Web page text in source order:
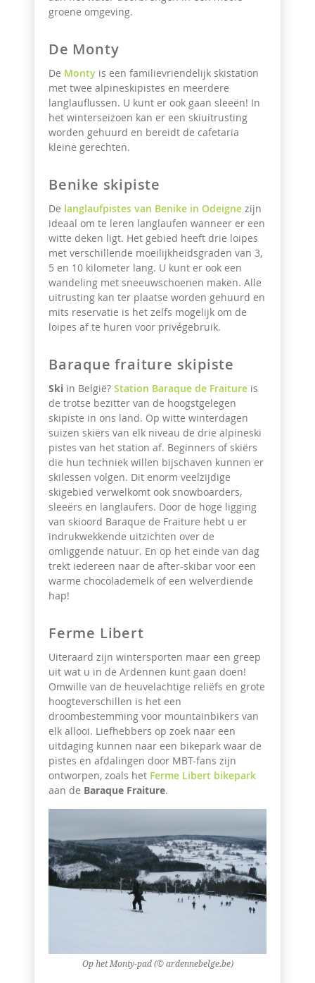
groene omgeving.
De Monty
De Monty is een familievriendelijk skistation
met twee alpineskipistes en meerdere
langlauflussen. U kunt er ook gaan sleeën! In
het winterseizoen kan er een skiuitrusting
worden gehuurd en bereidt de cafetaria
kleine gerechten.
Benike skipiste
De langlaufpistes van Benike in Odeigne zijn
ideaal om te leren langlaufen wanneer er een
witte deken ligt. Het gebied heeft drie loipes
met verschillende moeilijkheidsgraden van 3,
5 en 10 kilometer lang. U kunt er ook een
wandeling met sneeuwschoenen maken. Alle
uitrusting kan ter plaatse worden gehuurd en
mits reservatie is het zelfs mogelijk om de
loipes af te huren voor privégebruik.
Baraque fraiture skipiste
Ski in België? Station Baraque de Fraiture is
de trotse bezitter van de hoogstgelegen
skipiste in ons land. Op witte winterdagen
suizen skiërs van elk niveau de drie alpineski
pistes van het station af. Beginners of skiërs
die hun techniek willen bijschaven kunnen er
skilessen volgen. Dit enorm veelzijdige
skigebied verwelkomt ook snowboarders,
sleeërs en langlaufers. Door de hoge ligging
van skioord Baraque de Fraiture hebt u er
indrukwekkende uitzichten over de
omliggende natuur. En op het einde van dag
trekt iedereen naar de after-skibar voor een
warme chocolademelk of een welverdiende
hap!
Ferme Libert
Uiteraard zijn wintersporten maar een greep
uit wat u in de Ardennen kunt gaan doen!
Omwille van de heuvelachtige reliëfs en grote
hoogteverschillen is het een
droombestemming voor mountainbikers van
elk allooi. Liefhebbers op zoek naar een
uitdaging kunnen naar een bikepark waar de
pistes en afdalingen door MBT-fans zijn
ontworpen, zoals het Ferme Libert bikepark
aan de Baraque Fraiture.
Op het Monty-pad (© ardennebelge.be)